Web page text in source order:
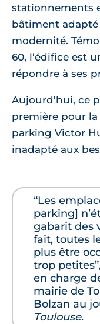
stationnements
bâtiment adapté
modernité.
60, l’édifice est
répondre à ses
Aujourd’hui, ce
première pour
parking Victor
inadapté aux
“Les
parking]
gabarit des
fait, toutes
plus être
trop
en charge
mairie de
Bolzan au
Toulouse.